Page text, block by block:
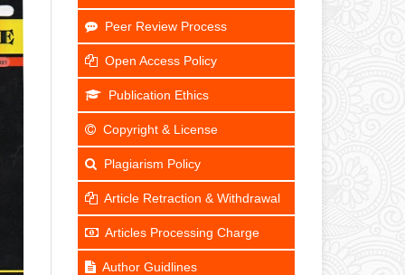
Peer Review Process
Open Access Policy
Publication Ethics
Copyright & License
Plagiarism Policy
Article Retraction & Withdrawal
Articles Processing Charge
Author Guidlines